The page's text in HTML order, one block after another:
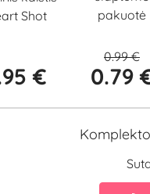
Shot
€
pakuotė
0.99 €
0.79